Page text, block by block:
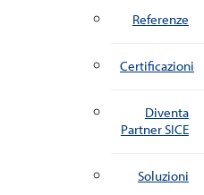
Referenze
Certificazioni
Diventa
Partner SICE
Soluzioni